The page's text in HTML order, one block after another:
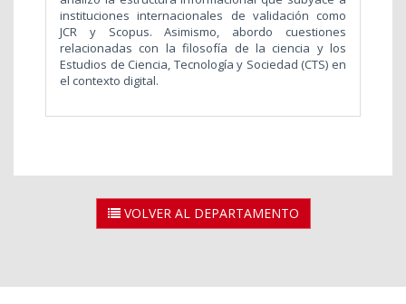
instituciones internacionales de validación como
JCR y Scopus. Asimismo, abordo cuestiones
relacionadas con la filosofía de la ciencia y los
Estudios de Ciencia, Tecnología y Sociedad (CTS) en
el contexto digital.
VOLVER AL DEPARTAMENTO